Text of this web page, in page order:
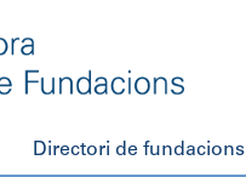
Directori de fundacions